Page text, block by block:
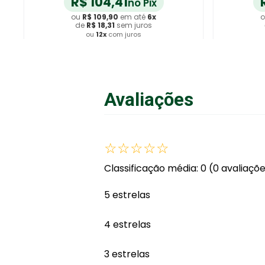
no Pix
ou R$ 249,90 em até6x
de R$ 41,65 sem juros
ou 12x com juros
Avaliações
☆☆☆☆☆
Classificação média: 0 (0
5 estrelas
4 estrelas
3 estrelas